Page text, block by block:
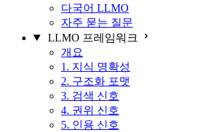
다국어 LLMO
자주 묻는 질문
LLMO 프레임워크
개요
1. 지식 명확성
2. 구조화 포맷
3. 검색 신호
4. 권위 신호
5. 인용 신호